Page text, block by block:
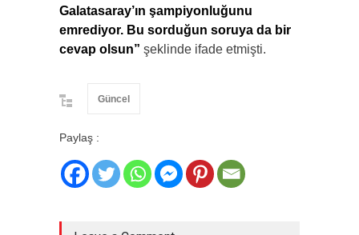
Galatasaray’ın şampiyonluğunu
emrediyor. Bu sorduğun soruya da bir
cevap olsun” şeklinde ifade etmişti.
Güncel
Paylaş :